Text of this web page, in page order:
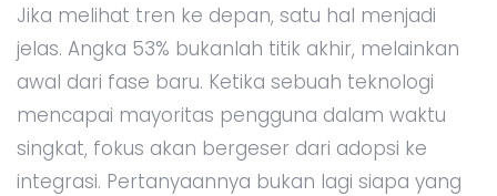
Jika melihat tren ke depan, satu hal menjadi
jelas. Angka 53% bukanlah titik akhir, melainkan
awal dari fase baru. Ketika sebuah teknologi
mencapai mayoritas pengguna dalam waktu
singkat, fokus akan bergeser dari adopsi ke
integrasi. Pertanyaannya bukan lagi siapa yang